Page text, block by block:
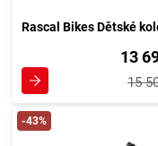
13
15
-43%